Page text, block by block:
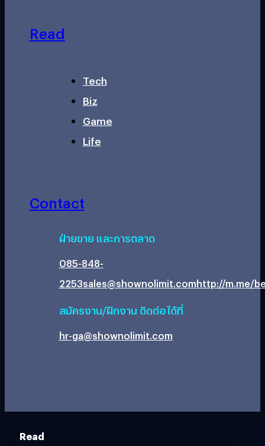
Read
Tech
Biz
Game
Life
Contact
ฝ่ายขาย และการตลาด
085-848-
2253sales@shownolimit.comhttp://m.me/
สมัครงาน/ฝึกงาน ติดต่อได้ที่
hr-ga@shownolimit.com
Read